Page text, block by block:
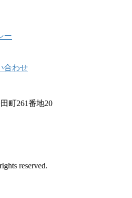
ー
合わせ
町261番地20
reserved.